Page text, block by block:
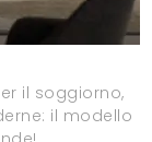
il soggiorno,
il modello